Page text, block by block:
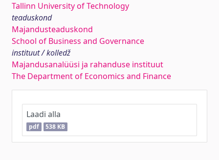
Tallinn University of Technology
teaduskond
Majandusteaduskond
School of Business and Governance
instituut / kolledž
Majandusanalüüsi ja rahanduse instituut
The Department of Economics and Finance
Laadi alla
pdf 538 KB